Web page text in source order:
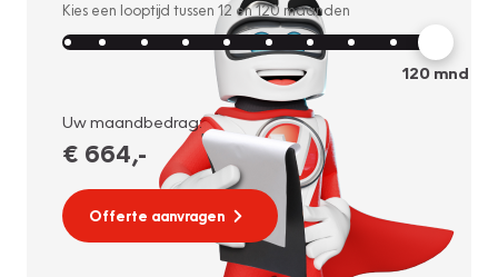
Kies een looptijd tussen 12 en120 maanden
120mnd
Uw maandbedrag:
€ 664,-
Offerte aanvragen